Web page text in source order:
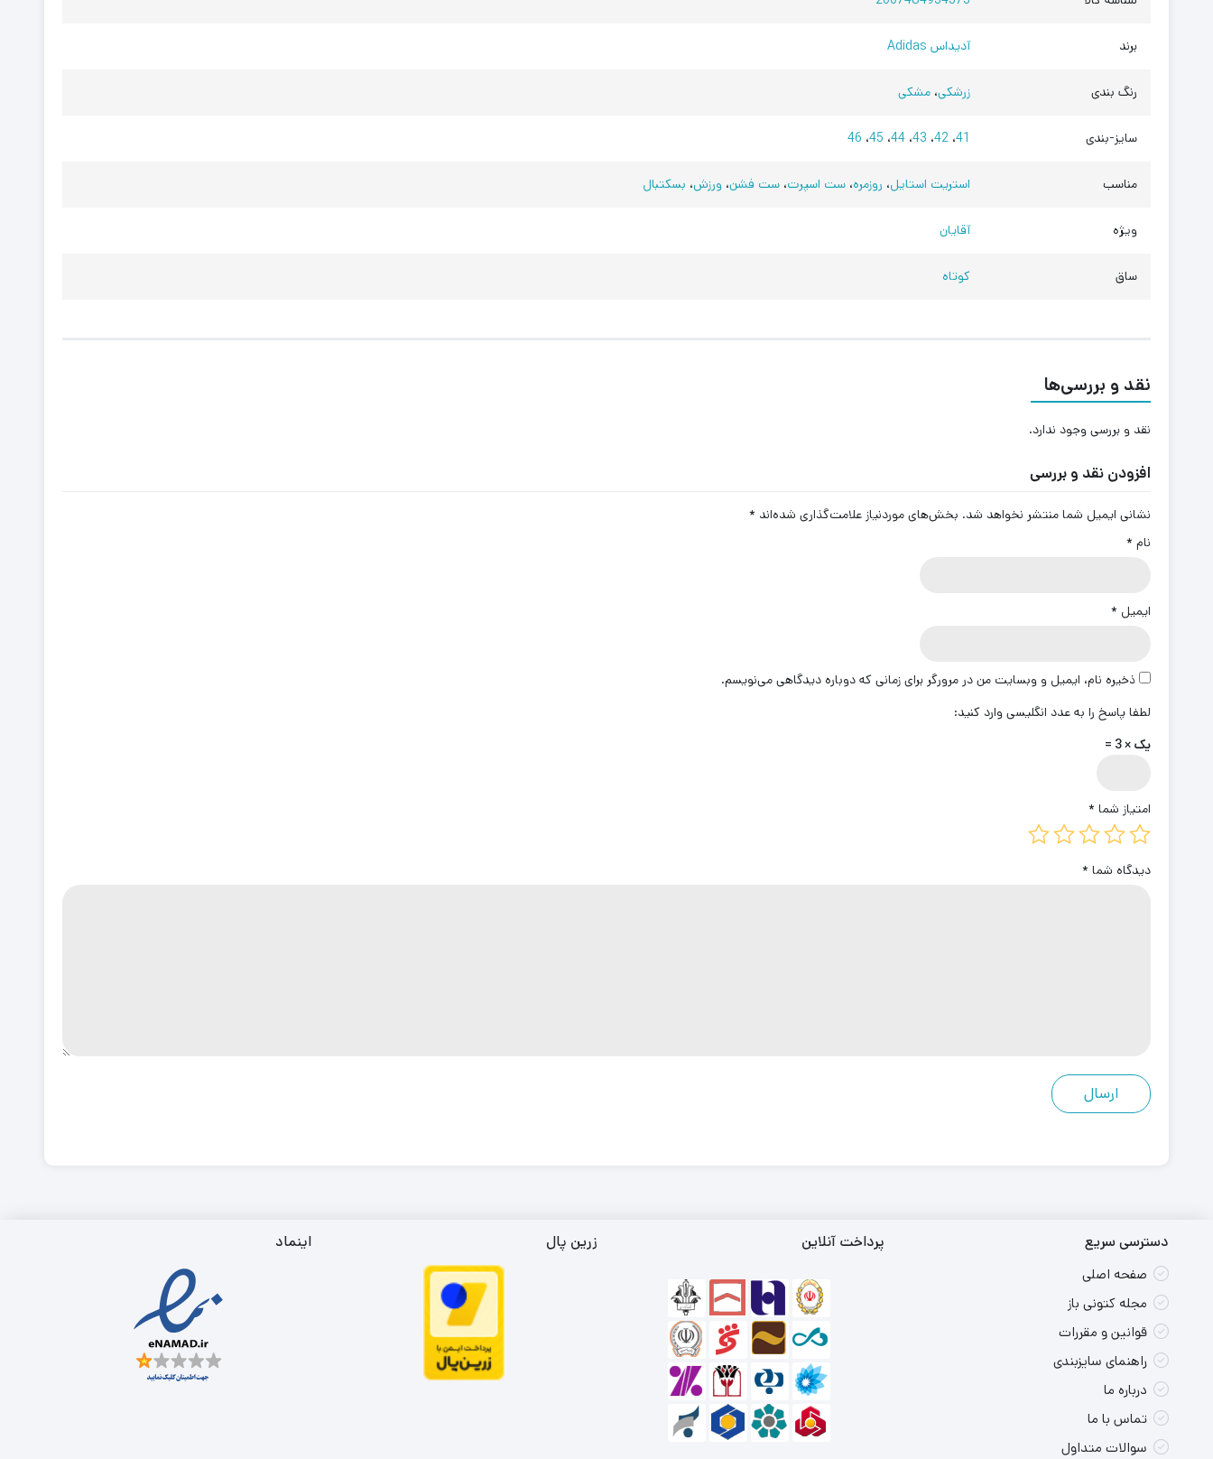
برند آدیداس Adidas
رنگ بندی زرشکی، مشکی
سایز-بندی 41، 42، 43، 44، 45، 46
مناسب استریت استایل، روزمره، ست اسپرت، ست فشن، ورزش، بسکتبال
ویژه آقایان
ساق کوتاه
نقد و بررسی‌ها
نقد و بررسی وجود ندارد.
افزودن نقد و بررسی
نشانی ایمیل شما منتشر نخواهد شد. بخش‌های موردنیاز علامت‌گذاری شده‌اند *
نام *
ایمیل *
ذخیره نام، ایمیل و وبسایت من در مرورگر برای زمانی که دوباره دیدگاهی می‌نویسم.
لطفا پاسخ را به عدد انگلیسی وارد کنید:
یک × 3 =
امتیاز شما *
دیدگاه شما *
دسترسی سریع
صفحه اصلی
مجله کتونی باز
قوانین و مقررات
راهنمای سایزبندی
درباره ما
تماس با ما
سوالات متداول
پرداخت آنلاین زرین پال اینماد